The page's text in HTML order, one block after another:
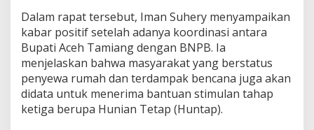
a
j
i
r
B
P
B
Dalam rapat tersebut, Iman Suhery menyampaikan
kabar positif setelah adanya koordinasi antara
Bupati Aceh Tamiang dengan BNPB. Ia
menjelaskan bahwa masyarakat yang berstatus
penyewa rumah dan terdampak bencana juga akan
didata untuk menerima bantuan stimulan tahap
ketiga berupa Hunian Tetap (Huntap).